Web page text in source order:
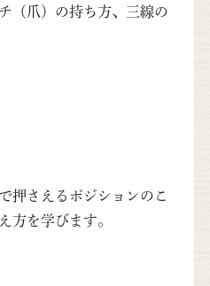
（爪）の持ち方、三線の
押さえるポジションのこ
方を学びます。